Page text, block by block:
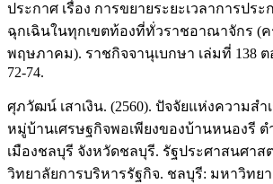
ประกาศ เรื่อง การขยายระยะเวลาการปร
ฉุกเฉินในทุกเขตท้องที่ทั่วราชอาณาจักร (คร
พฤษภาคม). ราชกิจจานุเบกษา เล่มที่ 138 ต
72-74.
ศุภวัฒน์ เสาเงิน. (2560). ปัจจัยแห่งความสำ
หมู่บ้านเศรษฐกิจพอเพียงของบ้านหนองรี ต
เมืองชลบุรี จังหวัดชลบุรี. รัฐประศาสนศา
วิทยาลัยการบริหารรัฐกิจ. ชลบุรี: มหาวิทย